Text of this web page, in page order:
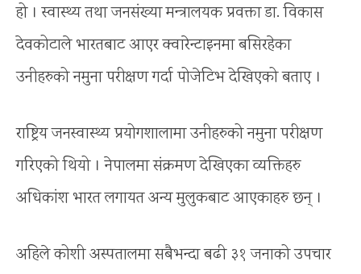
हो । स्वास्थ्य तथा जनसंख्या मन्त्रालयक प्रवक्ता डा. विकास
देवकोटाले भारतबाट आएर क्वारेन्टाइनमा बसिरहेका
उनीहरुको नमुना परीक्षण गर्दा पोजेटिभ देखिएको बताए ।
राष्ट्रिय जनस्वास्थ्य प्रयोगशालामा उनीहरुको नमुना परीक्षण
गरिएको थियो । नेपालमा संक्रमण देखिएका व्यक्तिहरु
अधिकांश भारत लगायत अन्य मुलुकबाट आएकाहरु छन् ।
अहिले कोशी अस्पतालमा सबैभन्दा बढी ३१ जनाको उपचार